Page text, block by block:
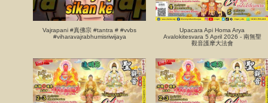
Vajrapani #真佛宗 #tantra # #vvbs
#viharavajrabhumisriwijaya
Upacara Api Homa Arya
Avalokitesvara 5 April 2026 - 南無聖
觀音護摩大法會